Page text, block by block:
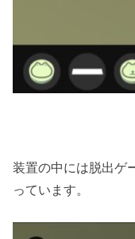
装置の中には脱出ゲ
っています。